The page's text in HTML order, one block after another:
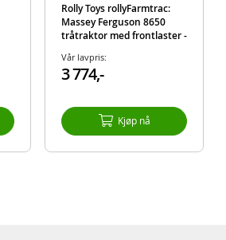
Rolly Toys rollyFarmtrac:
Massey Ferguson 8650
tråtraktor med frontlaster -
Vår lavpris:
3 774,-
Kjøp nå